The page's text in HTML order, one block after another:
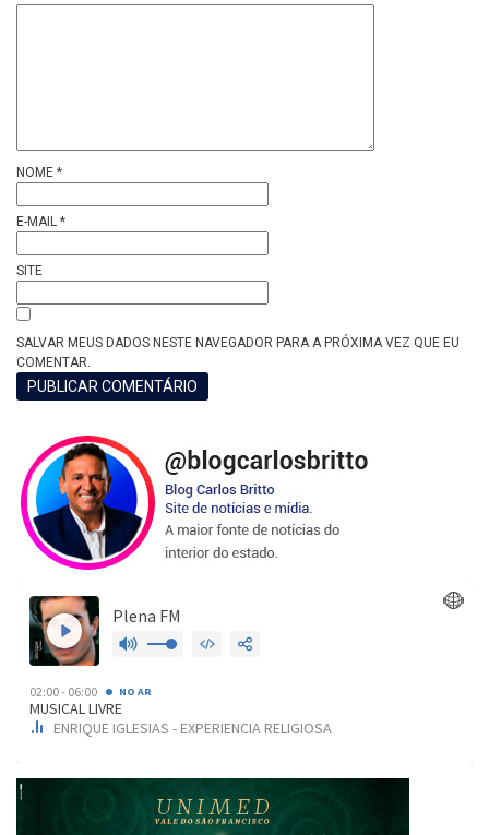
NOME *
E-MAIL *
SITE
SALVAR MEUS DADOS NESTE NAVEGADOR PARA A PRÓXIMA VEZ QUE EU
COMENTAR.